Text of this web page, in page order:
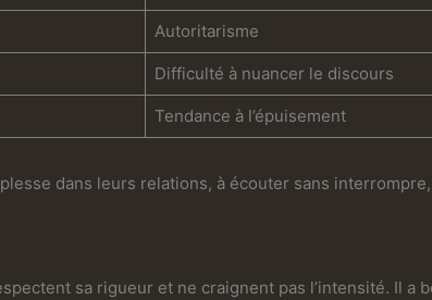
Autoritarisme
Difficulté à nuancer le discours
Tendance à l’épuisement
dans leurs relations, à écouter sans
sa rigueur et ne craignent pas l’intensité. Il a